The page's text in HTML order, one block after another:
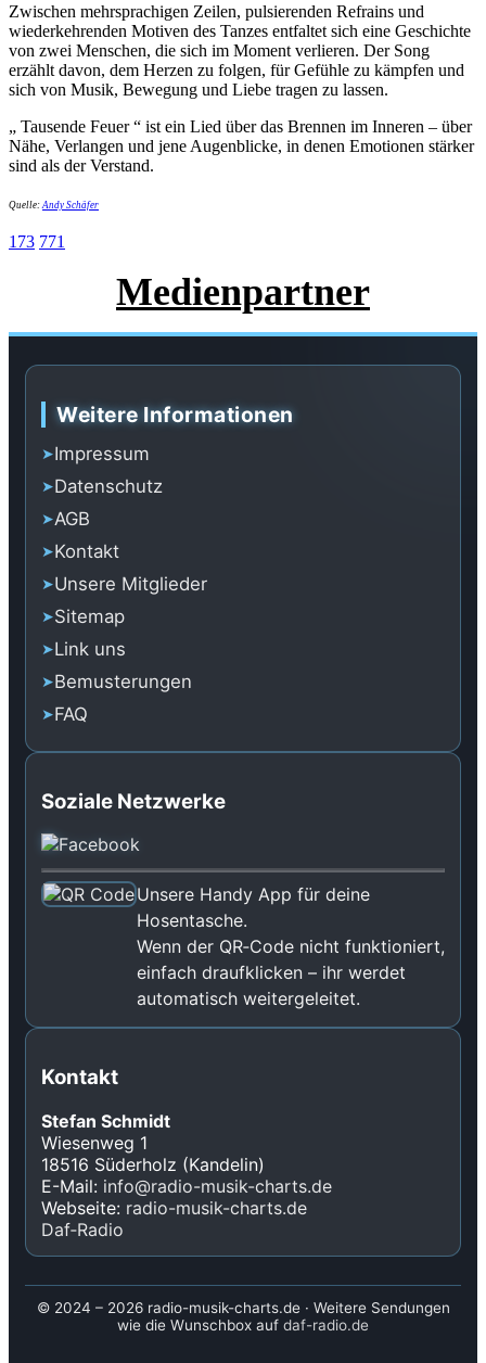
Zwischen mehrsprachigen Zeilen, pulsierenden Refrains und
wiederkehrenden Motiven des Tanzes entfaltet sich eine Geschichte
von zwei Menschen, die sich im Moment verlieren. Der Song
erzählt davon, dem Herzen zu folgen, für Gefühle zu kämpfen und
sich von Musik, Bewegung und Liebe tragen zu lassen.
„ Tausende Feuer “ ist ein Lied über das Brennen im Inneren – über
Nähe, Verlangen und jene Augenblicke, in denen Emotionen stärker
sind als der Verstand.
Quelle: Andy Schäfer
173 771
Medienpartner
Weitere Informationen
Impressum
Datenschutz
AGB
Kontakt
Unsere Mitglieder
Sitemap
Link uns
Bemusterungen
FAQ
Soziale Netzwerke
Unsere Handy App für deine
Hosentasche.
Wenn der QR‑Code nicht funktioniert,
einfach draufklicken – ihr werdet
automatisch weitergeleitet.
Kontakt
Stefan Schmidt
Wiesenweg 1
18516 Süderholz (Kandelin)
E-Mail: info@radio-musik-charts.de
Webseite: radio-musik-charts.de
Daf‑Radio
© 2024 – 2026 radio-musik-charts.de · Weitere Sendungen
wie die Wunschbox auf daf-radio.de